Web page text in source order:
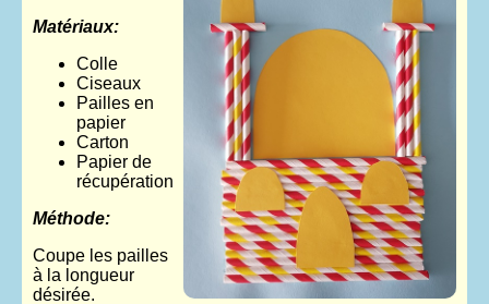
Matériaux:
Colle
Ciseaux
Pailles en
papier
Carton
Papier de
récupération
Méthode:
Coupe les pailles
à la longueur
désirée.